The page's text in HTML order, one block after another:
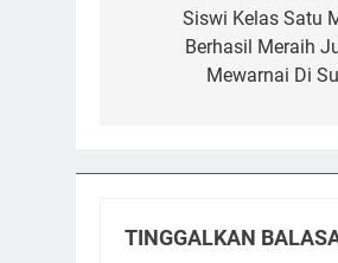
Siswi Kelas Satu
Berhasil Meraih
Mewarnai Di
TINGGALKAN